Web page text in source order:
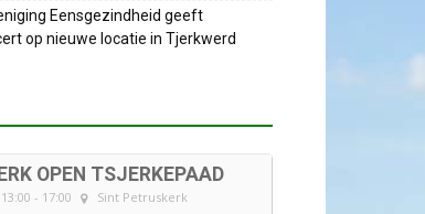
Eensgezindheid geeft
op nieuwe locatie in Tjerkwerd
OPEN TSJERKEPAAD
13:00 - 17:00 Sint Petruskerk